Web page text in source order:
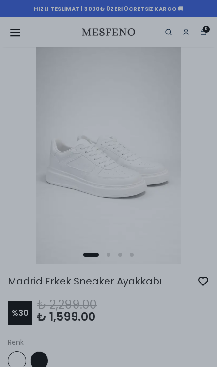
HIZLI TESLIMAT | 3000₺ ÜZERI ÜCRETSIZ KARGO 🚚
0
Madrid Erkek Sneaker Ayakkabı
%30
₺ 2,299.00
₺ 1,599.00
Renk